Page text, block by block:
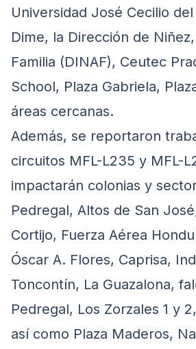
Universidad José Cecilio
Dime, la Dirección de
Familia (DINAF), Ceutec
School, Plaza Gabriela,
áreas cercanas.
Además, se reportaron
circuitos MFL-L235 y MFL-
impactarán colonias y
Pedregal, Altos de San
Cortijo, Fuerza Aérea
Óscar A. Flores, Caprisa,
Toncontín, La Guazalona,
Pedregal, Los Zorzales 1 y
así como Plaza Maderos,